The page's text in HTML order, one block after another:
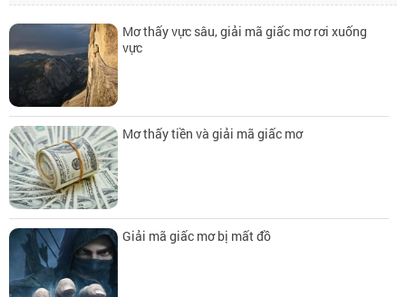
Mơ thấy vực sâu, giải mã giấc mơ rơi xuống
vực
Mơ thấy tiền và giải mã giấc mơ
Giải mã giấc mơ bị mất đồ